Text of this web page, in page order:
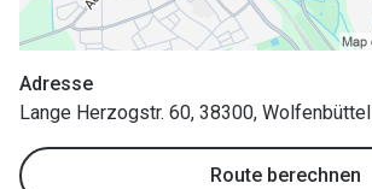
Zubehör
Brillenbügel
Brillenetuis
Brillenkettchen
Adresse
Lange Herzogstr. 60, 38300, Wolfenbüttel
Route berechnen